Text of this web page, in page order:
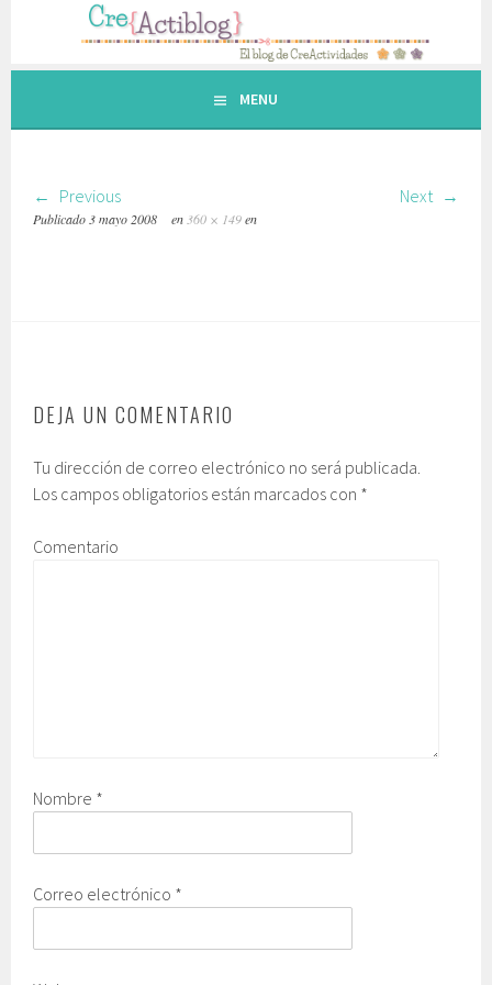
contenido.
MENU
Previous Next
Publicado 3 mayo 2008 en 360 × 149en
DEJA UN COMENTARIO
Tu dirección de correo electrónico no será publicada.
Los campos obligatorios están marcados con *
Comentario
Nombre *
Correo electrónico *